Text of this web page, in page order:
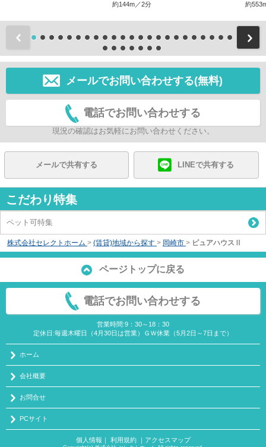
約144m／2分 約
前
メールでお問い合わせする(無料)
電話でお問い合わせする
現況の確認はお気軽にお問い合わせください。
メールで共有する LINEで共有する
こだわり特集
ペット可特集
株式会社セレクトホーム > (賃貸)地域から探す > 岡崎市 > ピュアハウスⅡ
ページトップに戻る
電話でお問い合わせする
営業時間:9：30～18：30
定休日:毎週木曜日（4月30日は営業）ＧＷ休業（5月2日～7日まで）
ホーム
会社概要
お問合せ
PCサイト
個人情報 利用規約｜ アクセスマップ